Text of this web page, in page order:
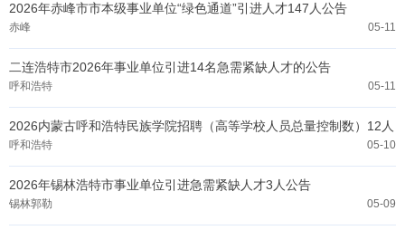
2026年赤峰市市本级事业单位“绿色通道”引进人才147人公告
05-11
赤峰
二连浩特市2026年事业单位引进14名急需紧缺人才的公告
05-11
呼和浩特
2026内蒙古呼和浩特民族学院招聘（高等学校人员总量控制数）12人
公告
05-10
呼和浩特
2026年锡林浩特市事业单位引进急需紧缺人才3人公告
05-09
锡林郭勒